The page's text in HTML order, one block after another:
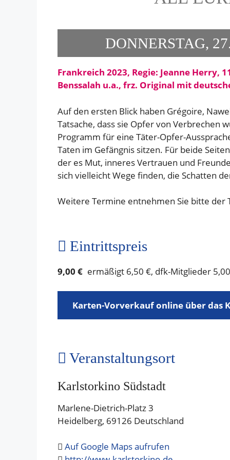
DONNERSTAG,
Frankreich 2023, Regie: Jeanne Herry,
Benssalah u.a., frz. Original mit
Auf den ersten Blick haben Grégoire,
Tatsache, dass sie Opfer von Verbrechen
Programm für eine Täter-Opfer-
Taten im Gefängnis sitzen. Für beide
der es Mut, inneres Vertrauen und
sich vielleicht Wege finden, die Schatten
Weitere Termine entnehmen Sie bitte der
Eintrittspreis
9,00 € ermäßigt 6,50 €, dfk-Mitglieder
Karten-Vorverkauf online über das
Veranstaltungsort
Karlstorkino Südstadt
Marlene-Dietrich-Platz 3
Heidelberg, 69126 Deutschland
Auf Google Maps aufrufen